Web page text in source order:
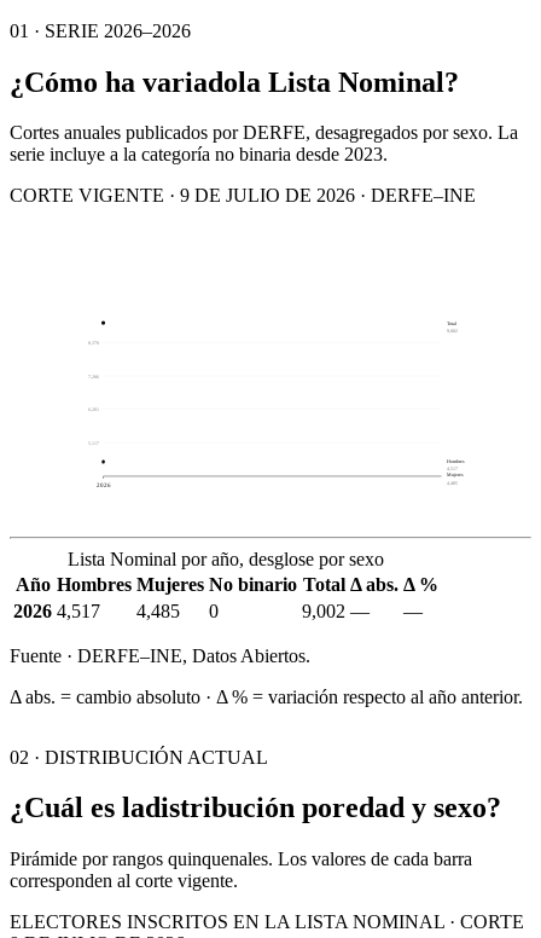
01 · SERIE 2026–2026
¿Cómo ha variadola Lista Nominal?
Cortes anuales publicados por DERFE, desagregados por sexo. La
serie incluye a la categoría no binaria desde 2023.
CORTE VIGENTE · 9 DE JULIO DE 2026 · DERFE–INE
5,117
6,201
7,286
8,370
2026
Total
9,002
Mujeres
4,485
Hombres
4,517
Lista Nominal por año, desglose por sexo
Año Hombres Mujeres No binario Total Δ abs. Δ %
2026 4,517 4,485 0 9,002 — —
Fuente · DERFE–INE, Datos Abiertos.
Δ abs. = cambio absoluto · Δ % = variación respecto al año anterior.
02 · DISTRIBUCIÓN ACTUAL
¿Cuál es ladistribución poredad y sexo?
Pirámide por rangos quinquenales. Los valores de cada barra
corresponden al corte vigente.
ELECTORES INSCRITOS EN LA LISTA NOMINAL · CORTE